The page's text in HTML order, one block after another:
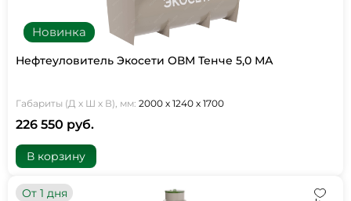
Новинка
Нефтеуловитель Экосети ОВМ Тенче 5,0 МА
Габариты (Д х Ш х В), мм: 2000 х 1240 х 1700
226 550 руб.
В корзину
От 1 дня